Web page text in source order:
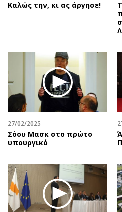
Καλώς την, κι ας άργησε!
27/02/2025
Σόου Μασκ στο πρώτο
υπουργικό